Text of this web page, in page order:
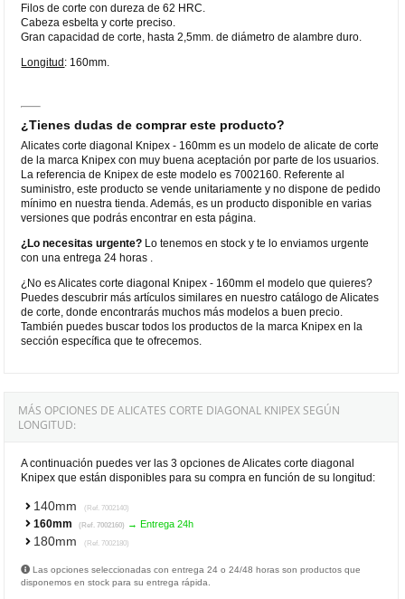
Filos de corte con dureza de 62 HRC.
Cabeza esbelta y corte preciso.
Gran capacidad de corte, hasta 2,5mm. de diámetro de alambre duro.
Longitud: 160mm.
¿Tienes dudas de comprar este producto?
Alicates corte diagonal Knipex - 160mm es un modelo de alicate de corte
de la marca Knipex con muy buena aceptación por parte de los usuarios.
La referencia de Knipex de este modelo es 7002160. Referente al
suministro, este producto se vende unitariamente y no dispone de pedido
mínimo en nuestra tienda. Además, es un producto disponible en varias
versiones que podrás encontrar en esta página.
¿Lo necesitas urgente? Lo tenemos en stock y te lo enviamos urgente
con una entrega 24 horas .
¿No es Alicates corte diagonal Knipex - 160mm el modelo que quieres?
Puedes descubrir más artículos similares en nuestro catálogo de Alicates
de corte, donde encontrarás muchos más modelos a buen precio.
También puedes buscar todos los productos de la marca Knipex en la
sección específica que te ofrecemos.
MÁS OPCIONES DE ALICATES CORTE DIAGONAL KNIPEX SEGÚN
LONGITUD:
A continuación puedes ver las 3 opciones de Alicates corte diagonal
Knipex que están disponibles para su compra en función de su longitud:
140mm (Ref. 7002140)
160mm (Ref. 7002160) → Entrega 24h
180mm (Ref. 7002180)
Las opciones seleccionadas con entrega 24 o 24/48 horas son productos que
disponemos en stock para su entrega rápida.